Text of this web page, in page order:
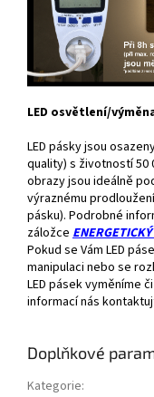
LED osvětlení/
LED pásky jsou
quality) s životností 50
obrazy jsou ideálně
výraznému
pásku). Podrobné
záložce
Pokud se Vám LED
manipulaci nebo se
LED pásek vyměníme
informací nás
Doplňkové
Kategorie: